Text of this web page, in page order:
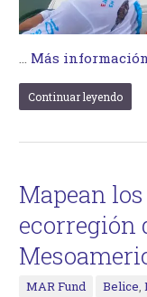
Más información
Continuar leyendo
Mapean
ecorregión
MAR Fund Belice,